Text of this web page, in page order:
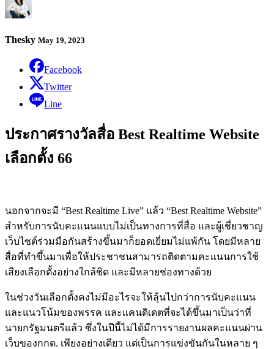
Thesky May 19, 2023
Facebook
Twitter
Line
ประกาศรางวัลสื่อ Best Realtime Website
เลือกตั้ง 66
นอกจากจะมี “Best Realtime Live” แล้ว “Best Realtime Website”
สำหรับการนับคะแนนแบบไม่เป็นทางการที่สื่อ และผู้เชี่ยวชาญ
เว็บไซต์ร่วมมือกันสร้างขึ้นมาก็ยอดเยี่ยมไม่แพ้กัน โดยมีหลาย
สื่อที่ทำขึ้นมาเพื่อให้ประชาชนสามารถติดตามคะแนนการใช้
เสียงเลือกตั้งอย่างใกล้ชิด และมีหลายช่องทางด้วย
ในช่วงวันเลือกตั้งคงไม่มีอะไรจะให้ลุ้นไปกว่าการนับคะแนน
และแนวโน้มของพรรค และแคนดิเดตที่จะได้ขึ้นมาเป็นว่าที่
นายกรัฐมนตรีแล้ว ซึ่งในปีนี้ไม่ได้มีการรายงานผลคะแนนผ่าน
เว็บของกกต. เพียงอย่างเดียว แต่เป็นการแข่งขันกันในหลาย ๆ